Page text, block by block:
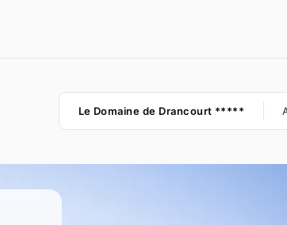
Où
Le Domaine de Drancourt *****